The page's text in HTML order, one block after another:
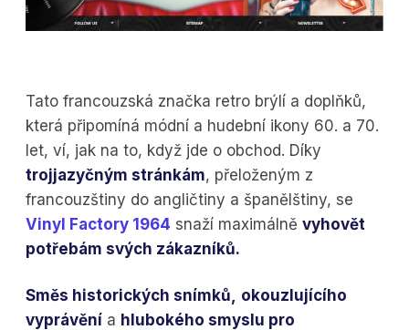
Tato francouzská značka retro brýlí a doplňků,
která připomíná módní a hudební ikony 60. a 70.
let, ví, jak na to, když jde o obchod. Díky
trojjazyčným stránkám, přeloženým z
francouzštiny do angličtiny a španělštiny, se
Vinyl Factory 1964 snaží maximálně vyhovět
potřebám svých zákazníků.
Směs historických snímků,
okouzlujícího
vyprávění a hlubokého smyslu pro